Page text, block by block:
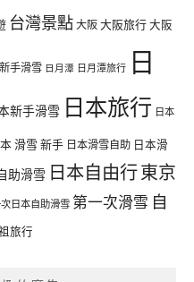
台灣景點大阪大阪旅行大阪
新手滑雪 日月潭 日月潭旅行 日
新手滑雪 日本旅行 日本
滑雪 新手 日本滑雪自助 日本滑
助滑雪 日本自由行東京
日本自助滑雪 第一次滑雪 自
旅行